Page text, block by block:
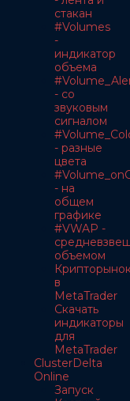
стакан
#Volumes
-
индикатор
объема
- со
звуковым
сигналом
- разные
цвета
- на
общем
графике
#VWAP -
объемом
в
MetaTrader
Скачать
индикаторы
для
MetaTrader
ClusterDelta
Online
Запуск